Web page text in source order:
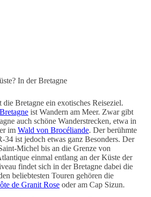
In der Bretagne
die Bretagne ein exotisches Reiseziel.
ist Wandern am Meer. Zwar gibt
auch schöne Wanderstrecken, etwa in
im Wald von Brocéliande. Der berühmte
34 ist jedoch etwas ganz Besonders. Der
Michel bis an die Grenze von
einmal entlang an der Küste der
findet sich in der Bretagne dabei die
beliebtesten Touren gehören die
de Granit Rose oder am Cap Sizun.